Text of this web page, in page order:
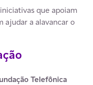
que apoiam
ajudar a alavancar o
Telefônica